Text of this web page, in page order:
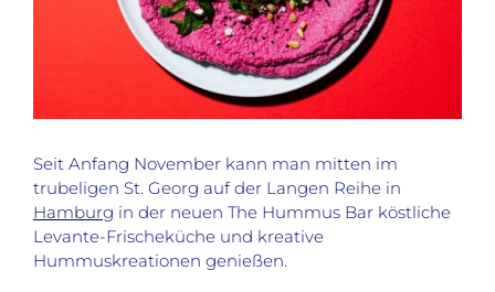
Seit Anfang November kann man mitten im
trubeligen St. Georg auf der Langen Reihe in
Hamburg in der neuen The Hummus Bar köstliche
Levante-Frischeküche und kreative
Hummuskreationen genießen.